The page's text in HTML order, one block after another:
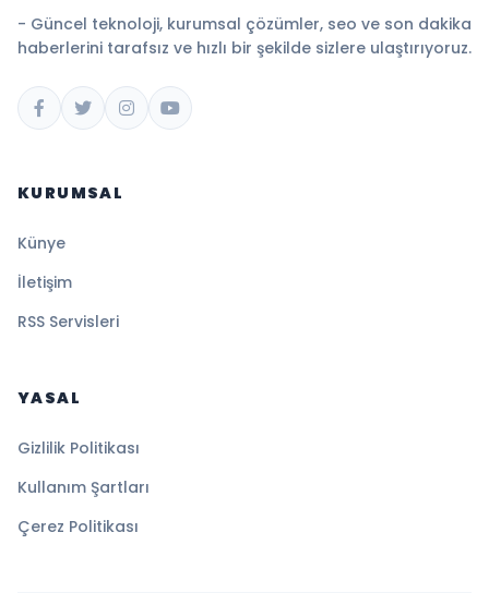
- Güncel teknoloji, kurumsal çözümler, seo ve son dakika
haberlerini tarafsız ve hızlı bir şekilde sizlere ulaştırıyoruz.
KURUMSAL
Künye
İletişim
RSS Servisleri
YASAL
Gizlilik Politikası
Kullanım Şartları
Çerez Politikası